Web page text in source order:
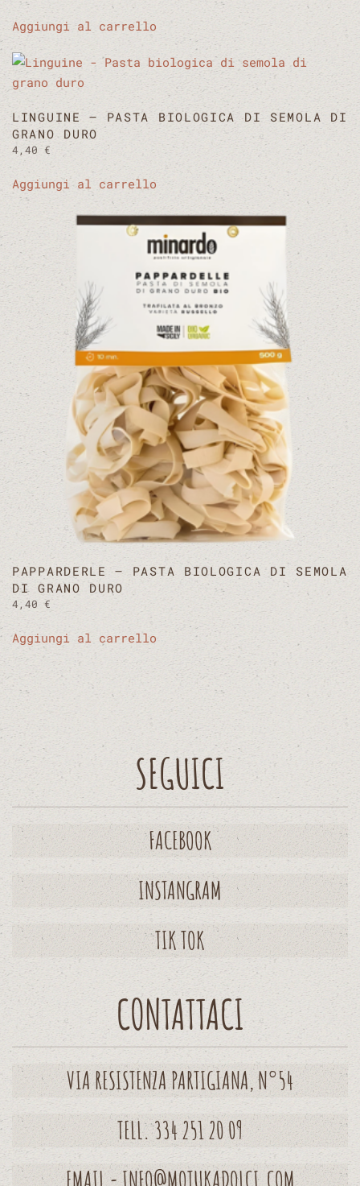
Aggiungi al carrello
LINGUINE – PASTA BIOLOGICA DI SEMOLA DI
GRANO DURO
4,40 €
Aggiungi al carrello
PAPPARDERLE – PASTA BIOLOGICA DI SEMOLA
DI GRANO DURO
4,40 €
Aggiungi al carrello
SEGUICI
FACEBOOK
INSTANGRAM
TIK TOK
CONTATTACI
VIA RESISTENZA PARTIGIANA, N°54
TELL. 334 251 20 09